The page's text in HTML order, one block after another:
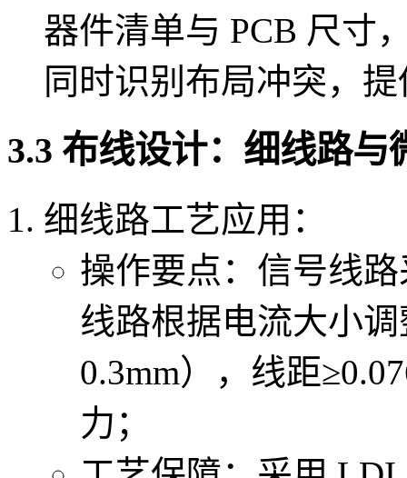
器件清单与 PCB 尺寸
同时识别布局冲突，
3.3 布线设计：细线路与
细线路工艺应用：
操作要点：信号线
线路根据电流大小
0.3mm），线距
力；